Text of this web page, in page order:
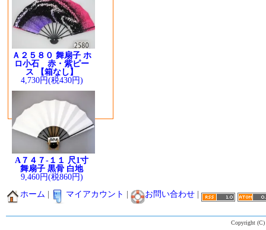
Ａ２５８０ 舞扇子 ホ
ロ小石 赤・紫ピー
ス 【箱なし】
4,730円(税430円)
A７４７-１１ 尺1寸
舞扇子 黒骨 白地
9,460円(税860円)
ホーム マイアカウント お問い合わせ
Copyright (C)